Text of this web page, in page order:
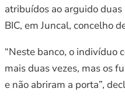
atribuídos ao arguido
BIC, em Juncal, concelho
“Neste banco, o indivíduo
mais duas vezes, mas os
e não abriram a porta”,